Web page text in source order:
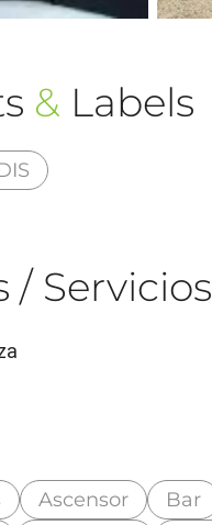
& Labels
/ Servicios
Ascensor Bar